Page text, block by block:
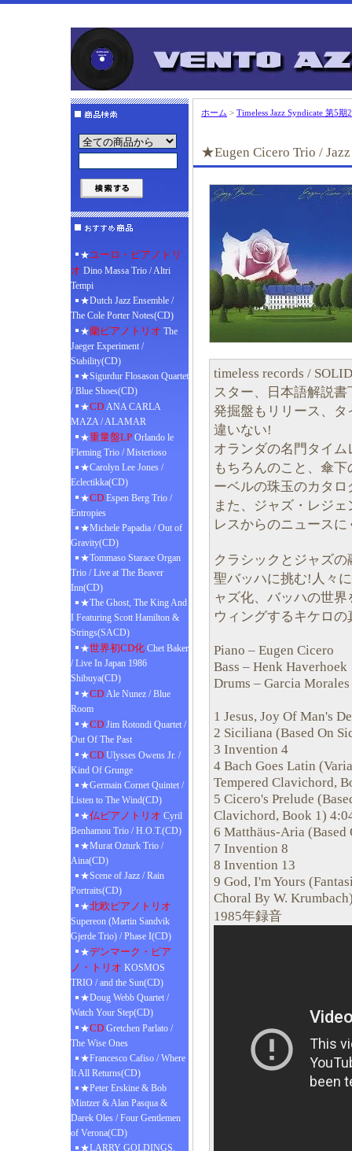
★ユーロ・ピアノトリ
オ Dino Massa Trio / Altri
Tempi
★Dutch Jazz Ensemble /
The Cole Porter Notes(CD)
★蘭ピアノトリオ The
Jaeger Experiment /
Stability(CD)
★Sigurdur Flosason Quartet
/ Blue Shoes(CD)
★CD ANA CARLA
MAZA / ALAMAR
★重量盤LP Orlando le
Fleming Trio / Misterioso
★Carolyn Lee Jones /
Eclectikka(CD)
★CD Espen Berg Trio /
Entropies
★Michele Papadia / Out of
Gravity(CD)
★Tommaso Starace Organ
Trio / Live at The Beaver
Inn(CD)
★The Ghost, The King And
I Featuring Scott Hamilton &
Strings(SACD)
★世界初CD化 Chet Baker
/ Live In Japan 1986
Shibuya(CD)
★CD Ale Nunez / Blue
Room
★CD Jim Rotondi Quartet /
Out Of The Past
★CD Ulysses Owens Jr. /
Kind Of Grunge
★Germain Cornet Quintet /
Listen to The Wind(CD)
★仏ピアノトリオ Cyril
Benhamou Trio / H.O.T.(CD)
★Murat Ozturk Trio /
Aina(CD)
★Scene of Jazz / Rain
Portraits(CD)
★北欧ピアノトリオ
Supereon (Martin Sandvik
Gjerde Trio) / Phase I(CD)
★デンマーク・ピア
ノ・トリオ KOSMOS
TRIO / and the Sun(CD)
★Doug Webb Quartet /
Watch Your Step(CD)
★CD Gretchen Parlato /
The Wise Ones
★Francesco Cafiso / Where
It All Returns(CD)
★Peter Erskine & Bob
Mintzer & Alan Pasqua &
Darek Oles / Four Gentlemen
of Verona(CD)
★LARRY GOLDINGS,
ホーム > Timeless Jazz Syndicate 第5期
★Eugen Cicero Trio /
timeless records /
スター、日本語解説
発掘盤もリリース、
違いない!
オランダの名門タイ
もちろんのこと、傘
ーベルの珠玉のカタ
また、ジャズ・レジ
レスからのニュース
クラシックとジャズ
聖バッハに挑む!人々
ャズ化、バッハの世
ウィングするキケロの
Piano – Eugen Cicero
Bass – Henk Haverhoek
Drums – Garcia Morales
1 Jesus, Joy Of Man's
2 Siciliana (Based On
3 Invention 4
4 Bach Goes Latin
Tempered Clavichord,
5 Cicero's Prelude
Clavichord, Book 1)
6 Matthäus-Aria (Based
7 Invention 8
8 Invention 13
9 God, I'm Yours
Choral By W.
1985年録音